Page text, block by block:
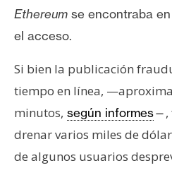
b
l
c
i
d
Ethereum se encontraba
el acceso.
Si bien la publicación
tiempo en línea,
minutos, según informes—
drenar varios miles de
de algunos usuarios